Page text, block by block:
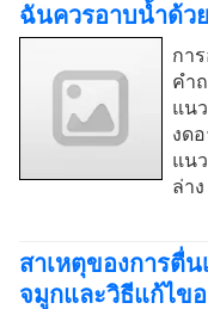
ฉันควรอาบน้ำด้ว
กา
คำ
แน
งด
แน
ล่าง
สาเหตุของการตื่
จมูกและวิธีแก้ไข